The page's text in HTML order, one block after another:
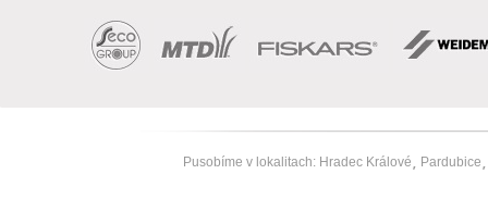
Pusobíme v lokalitach: Hradec Králové Pardubice